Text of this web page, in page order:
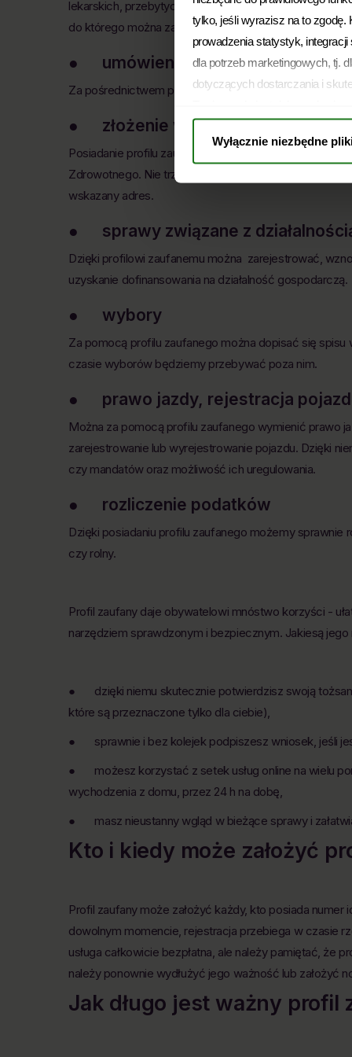
tylko, jeśli wyrazisz na to zgodę.
prowadzenia statystyk,
dla potrzeb marketingowych, tj.
dotyczących dostarczania i
pozostanie bez wpływu na
przed jej wycofaniem.
Warszawie, ul. Żwirki i Wigury
Wyłącznie niezbędne
lekarskich, przebytych szczepień czy e-recept.
do którego można zalogować się przy pomocy profilu
● umówienie wizyty w urzędzie
Za pośrednictwem profilu można też zapisać się na
● złożenie wniosku o wydanie
Posiadanie profilu zaufanego pozwala bez przeszkód
Zdrowotnego. Nie trzeba udawać się do urzędu -
wskazany adres.
● sprawy związane z
Dzięki profilowi zaufanemu można zarejestrować,
uzyskanie dofinansowania na działalność gospodarczą.
● wybory
Za pomocą profilu zaufanego można dopisać się
czasie wyborów będziemy przebywać poza nim.
● prawo jazdy, rejestracja
Można za pomocą profilu zaufanego wymienić prawo
zarejestrowanie lub wyrejestrowanie pojazdu. Dzięki
czy mandatów oraz możliwość ich uregulowania.
● rozliczenie podatków
Dzięki posiadaniu profilu zaufanego możemy
czy rolny.
Profil zaufany daje obywatelowi mnóstwo korzyści -
narzędziem sprawdzonym i bezpiecznym. Jakiesą jego
● dzięki niemu skutecznie potwierdzisz swoją
które są przeznaczone tylko dla ciebie),
● sprawnie i bez kolejek podpiszesz wniosek, jeśli
● możesz korzystać z setek usług online na wielu
wychodzenia z domu, przez 24 h na dobę,
● masz nieustanny wgląd w bieżące sprawy i
Kto i kiedy może założyć
Profil zaufany może założyć każdy, kto posiada
dowolnym momencie, rejestracja przebiega w czasie
usługa całkowicie bezpłatna, ale należy pamiętać, że
należy ponownie wydłużyć jego ważność lub założyć
Jak długo jest ważny profil